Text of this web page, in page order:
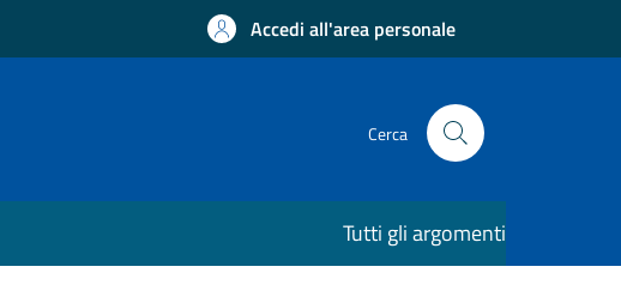
Accedi all'area personale
Cerca
Tutti gli argomenti